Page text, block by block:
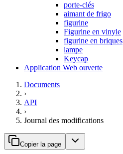
porte-clés
aimant de frigo
figurine
Figurine en vinyle
figurine en briques
lampe
Keycap
Application Web ouverte
Documents
›
API
›
Journal des modifications
Copier la page